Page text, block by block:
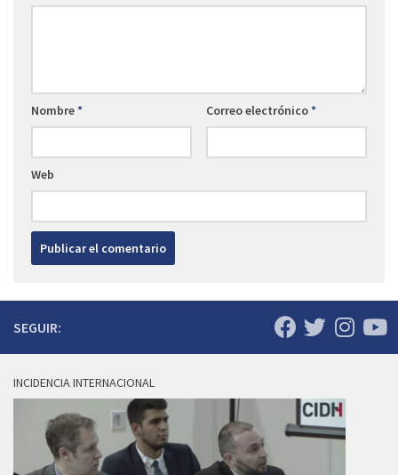
Nombre* Correo electrónico*
Web
SEGUIR:
INCIDENCIA INTERNACIONAL